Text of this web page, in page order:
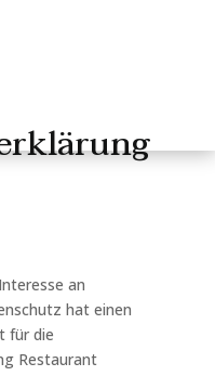
an
hat einen
für die
Restaurant